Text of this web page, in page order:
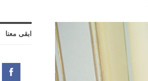
ابقى معنا